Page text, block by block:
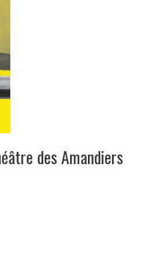
des Amandiers